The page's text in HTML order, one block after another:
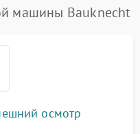
₽ Подробнее →
машины Bauknecht
осмотр